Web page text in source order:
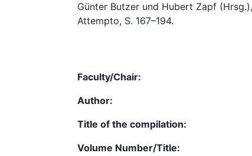
Günter Butzer und Hubert Zapf (Hrsg.),
Attempto, S. 167–194.
Faculty/Chair:
Author:
Title of the compilation:
Volume Number/Title: